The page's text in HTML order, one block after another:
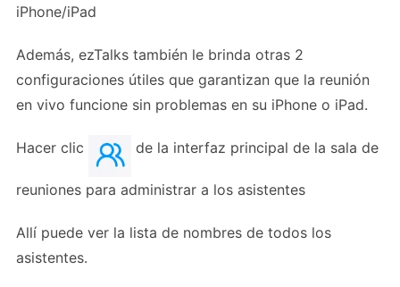
iPhone/iPad
Además, ezTalks también le brinda otras 2
configuraciones útiles que garantizan que la reunión
en vivo funcione sin problemas en su iPhone o iPad.
Hacer clic de la interfaz principal de la sala de
reuniones para administrar a los asistentes
Allí puede ver la lista de nombres de todos los
asistentes.